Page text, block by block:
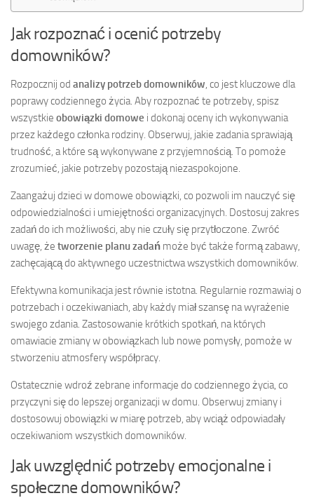
Jak rozpoznać i ocenić potrzeby
domowników?
Rozpocznij od analizy potrzeb domowników , co jest kluczowe dla
poprawy codziennego życia. Aby rozpoznać te potrzeby, spisz
wszystkie obowiązki domowe i dokonaj oceny ich wykonywania
przez każdego członka rodziny. Obserwuj, jakie zadania sprawiają
trudność, a które są wykonywane z przyjemnością. To pomoże
zrozumieć, jakie potrzeby pozostają niezaspokojone.
Zaangażuj dzieci w domowe obowiązki, co pozwoli im nauczyć się
odpowiedzialności i umiejętności organizacyjnych. Dostosuj zakres
zadań do ich możliwości, aby nie czuły się przytłoczone. Zwróć
uwagę, że tworzenie planu zadań może być także formą zabawy,
zachęcającą do aktywnego uczestnictwa wszystkich domowników.
Efektywna komunikacja jest równie istotna. Regularnie rozmawiaj o
potrzebach i oczekiwaniach, aby każdy miał szansę na wyrażenie
swojego zdania. Zastosowanie krótkich spotkań, na których
omawiacie zmiany w obowiązkach lub nowe pomysły, pomoże w
stworzeniu atmosfery współpracy.
Ostatecznie wdroź zebrane informacje do codziennego życia, co
przyczyni się do lepszej organizacji w domu. Obserwuj zmiany i
dostosowuj obowiązki w miarę potrzeb, aby wciąż odpowiadały
oczekiwaniom wszystkich domowników.
Jak uwzględnić potrzeby emocjonalne i
społeczne domowników?